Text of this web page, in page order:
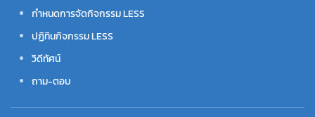
กำหนดการจัดกิจกรรม LESS
ปฏิทินกิจกรรม LESS
วิดีทัศน์
ถาม-ตอบ